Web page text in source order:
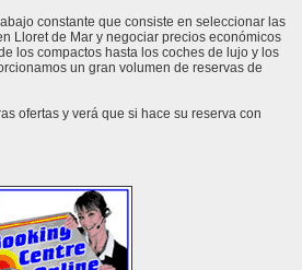
constante que consiste en seleccionar las
Lloret de Mar y negociar precios económicos
los compactos hasta los coches de lujo y los
un gran volumen de reservas de
ofertas y verá que si hace su reserva con